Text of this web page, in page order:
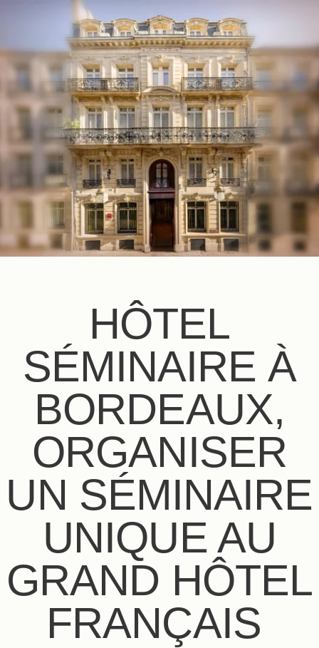
HÔTEL
SÉMINAIRE À
BORDEAUX,
ORGANISER
UN SÉMINAIRE
UNIQUE AU
GRAND HÔTEL
FRANÇAIS
ES